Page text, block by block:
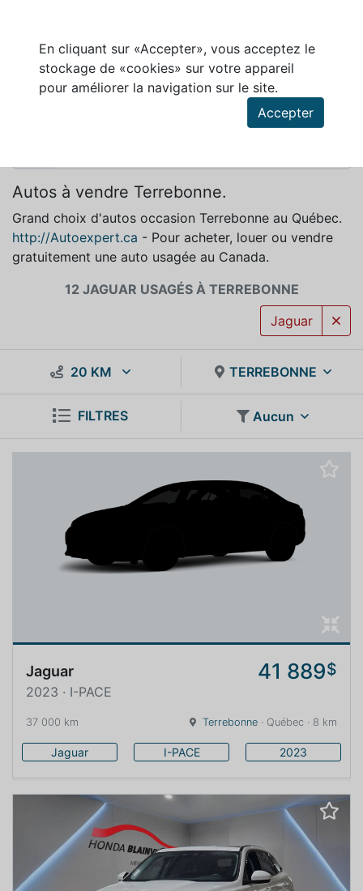
En cliquant sur «Accepter», vous acceptez le
stockage de «cookies» sur votre appareil
pour améliorer la navigation sur le site.
Accepter
JAGUAR À VENDRE À TERREBONNE
Autos à vendre Terrebonne.
Grand choix d'autos occasion Terrebonne au Québec.
http://Autoexpert.ca - Pour acheter, louer ou vendre
gratuitement une auto usagée au Canada.
12 JAGUAR USAGÉS À TERREBONNE
Jaguar
20 KM TERREBONNE
FILTRES Aucun
Jaguar 41 889$
2023 · I-PACE
37 000 km Terrebonne · Québec · 8 km
Jaguar I-PACE 2023